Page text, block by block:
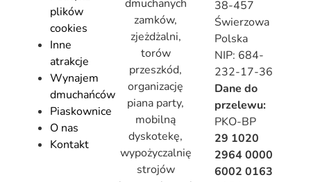
plików
cookies
Inne
atrakcje
Wynajem
dmuchańców
Piaskownice
O nas
Kontakt
dmuchanych
zamków,
zjeżdżalni,
torów
przeszkód,
organizację
piana party,
mobilną
dyskotekę,
wypożyczalnię
strojów
38-457
Świerzowa
Polska
NIP: 684-
232-17-36
Dane do
przelewu:
PKO-BP
29 1020
2964 0000
6002 0163